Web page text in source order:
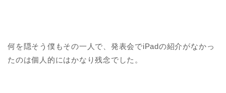
何を隠そう僕もその一人で、発表会でiPadの紹介がなかっ
たのは個人的にはかなり残念でした。